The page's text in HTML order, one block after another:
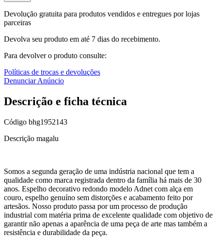
Devolução gratuita para produtos vendidos e entregues por lojas
parceiras
Devolva seu produto em até 7 dias do recebimento.
Para devolver o produto consulte:
Políticas de trocas e devoluções
Denunciar Anúncio
Descrição e ficha técnica
Código bhg1952143
Descrição magalu
Somos a segunda geração de uma indústria nacional que tem a
qualidade como marca registrada dentro da família há mais de 30
anos. Espelho decorativo redondo modelo Adnet com alça em
couro, espelho genuíno sem distorções e acabamento feito por
artesãos. Nosso produto passa por um processo de produção
industrial com matéria prima de excelente qualidade com objetivo de
garantir não apenas a aparência de uma peça de arte mas também a
resistência e durabilidade da peça.